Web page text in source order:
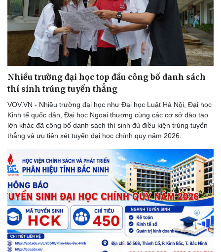
Nhiều trường đại học top đầu công bố danh sách
thí sinh trúng tuyển thẳng
VOV.VN - Nhiều trường đại học như Đại học Luật Hà Nội, Đại học
Kinh tế quốc dân, Đại học Ngoại thương cùng các cơ sở đào tạo
lớn khác đã công bố danh sách thí sinh đủ điều kiện trúng tuyển
thẳng và ưu tiên xét tuyển đại học chính quy năm 2026.